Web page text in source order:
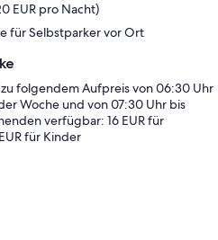
EUR pro Nacht)
für Selbstparker vor Ort
folgendem Aufpreis von 06:30 Uhr
Woche und von 07:30 Uhr bis
verfügbar: 16 EUR für
für Kinder